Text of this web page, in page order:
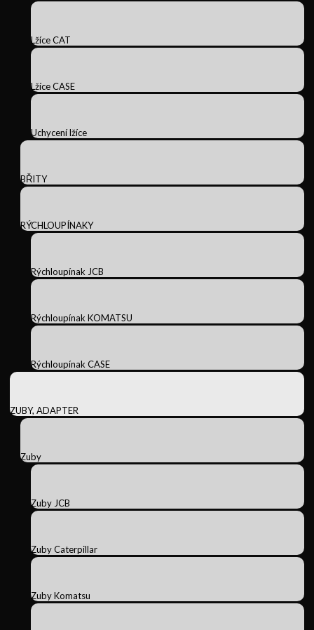
Lžíce CAT
Lžíce CASE
Uchycení lžíce
BŘITY
RÝCHLOUPÍNAKY
Rýchloupínak JCB
Rýchloupínak KOMATSU
Rýchloupínak CASE
ZUBY, ADAPTER
Zuby
Zuby JCB
Zuby Caterpillar
Zuby Komatsu